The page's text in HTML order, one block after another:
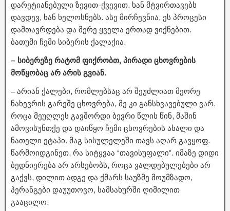
დარეტიანებული ზევით-ქვევით. ხან მტვირთავებს
დავდევ, ხან ხელოსნებს. ასე მირჩევნია, ეს პროცესი
დამთავრდება და მერე ყველა ერთად ვიქნებით.
ბათუმი ჩემი სიბერის ქალაქია.
– სიბერეზე რატომ ფიქრობთ, პირადი ცხოვრების
მოწყობაც არ არის გვიან.
– არიან ქალები, რომლებსაც არ შეუძლიათ მეორე
ნახევრის გარეშე ცხოვრება, მე კი განსხვავებული ვარ.
როცა მეუღლეს გავშორდი ბევრი წლის წინ, მაშინ
ამოვისუნთქე და დაიწყო ჩემი ცხოვრების ახალი და
ნათელი ეტაპი. მაგ სისულელეში თავს აღარ გავყოფ.
წარმოიდგინეთ, რა სიტყვაა “თავისუფალი”. იმაზე დიდი
ბედნიერება არ არსებობს, როცა ვალდებულებები არ
გაქვს, დილით ადგე და ქმარს საუზმე მოუმზადო,
პერანგები დაუუთოვო, სამსახურში ღიმილით
გააცილო.